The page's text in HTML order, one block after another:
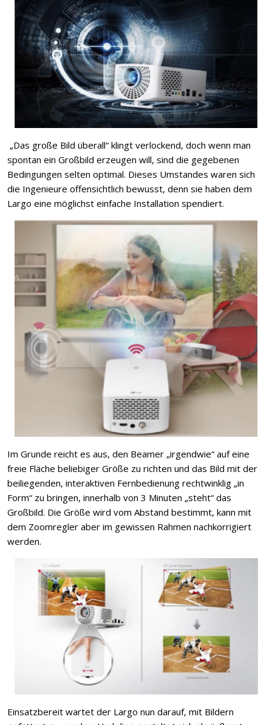
„Das große Bild überall“ klingt verlockend, doch wenn man
spontan ein Großbild erzeugen will, sind die gegebenen
Bedingungen selten optimal. Dieses Umstandes waren sich
die Ingenieure offensichtlich bewusst, denn sie haben dem
Largo eine möglichst einfache Installation spendiert.
Im Grunde reicht es aus, den Beamer „irgendwie“ auf eine
freie Fläche beliebiger Größe zu richten und das Bild mit der
beiliegenden, interaktiven Fernbedienung rechtwinklig „in
Form“ zu bringen, innerhalb von 3 Minuten „steht“ das
Großbild. Die Größe wird vom Abstand bestimmt, kann mit
dem Zoomregler aber im gewissen Rahmen nachkorrigiert
werden.
Einsatzbereit wartet der Largo nun darauf, mit Bildern